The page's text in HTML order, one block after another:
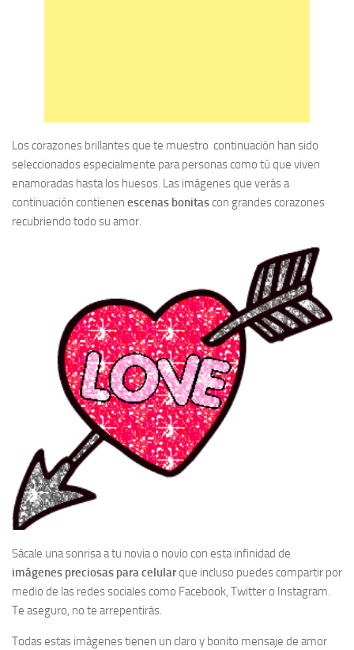
Los corazones brillantes que te muestro continuación han sido
seleccionados especialmente para personas como tú que viven
enamoradas hasta los huesos. Las imágenes que verás a
continuación contienen escenas bonitascon grandes corazones
recubriendo todo su amor.
Sácale una sonrisa a tu novia o novio con esta infinidad de
imágenes preciosas para celularque incluso puedes compartir por
medio de las redes sociales como Facebook, Twitter o Instagram.
Te aseguro, no te arrepentirás.
Todas estas imágenes tienen un claro y bonito mensaje de amor